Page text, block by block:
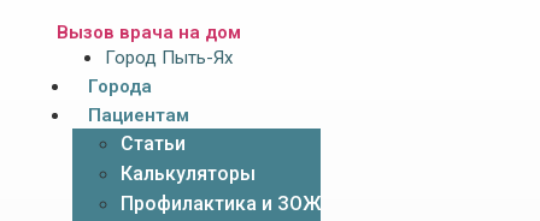
Вызов врача на дом
Город Пыть-Ях
Города
Пациентам
Статьи
Калькуляторы
Профилактика и ЗОЖ